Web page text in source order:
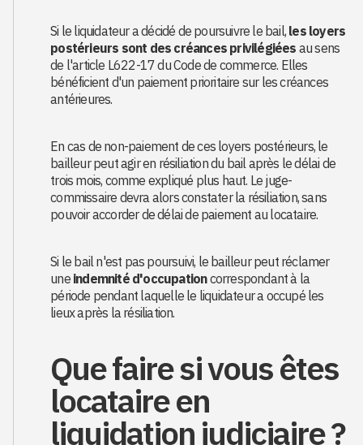
Si le liquidateur a décidé de poursuivre le bail, les loyers
postérieurs sont des créances privilégiées au sens
de l'article L622-17 du Code de commerce. Elles
bénéficient d'un paiement prioritaire sur les créances
antérieures.
En cas de non-paiement de ces loyers postérieurs, le
bailleur peut agir en résiliation du bail après le délai de
trois mois, comme expliqué plus haut. Le juge-
commissaire devra alors constater la résiliation, sans
pouvoir accorder de délai de paiement au locataire.
Si le bail n'est pas poursuivi, le bailleur peut réclamer
une indemnité d'occupationcorrespondant à la
période pendant laquelle le liquidateur a occupé les
lieux après la résiliation.
Que faire si vous êtes
locataire en
liquidation judiciaire ?